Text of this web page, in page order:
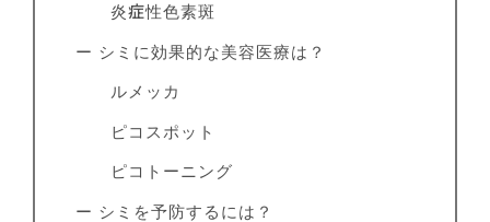
炎症性色素斑
ー シミに効果的な美容医療は？
ルメッカ
ピコスポット
ピコトーニング
ー シミを予防するには？